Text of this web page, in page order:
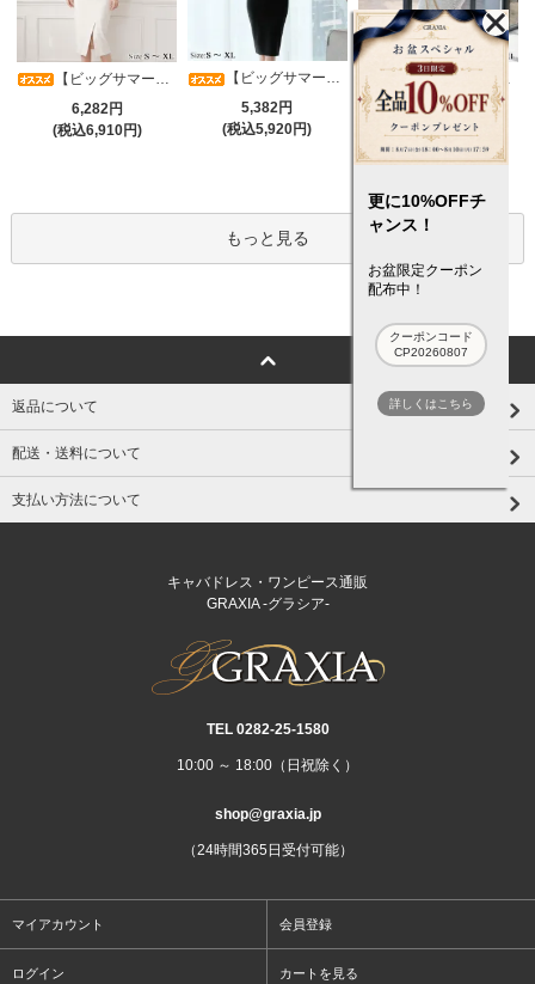
【ビッグサマーセール対象品】アシメカシュクール7分袖ワンピース(キャバドレス・CABARETDRESS)
6,282円
(税込6,910円)
【ビッグサマーセール対象品】光沢シアースリーブが軽やかなカシュクールVネックドレープミディドレス(キャバドレス・CABARETDRESS)
5,382円
(税込5,920円)
【ビッグサマーセール対象品】ラグジュアリーオーナメントレースパフスリーブワンピース(キャバドレス・CABARETDRESS)
5,382円
(税込5,920円)
もっと見る
返品について
配送・送料について
支払い方法について
キャバドレス・ワンピース通販
GRAXIA -グラシア-
TEL 0282‐25‐1580
10:00 ～ 18:00（日祝除く）
shop@graxia.jp
（24時間365日受付可能）
マイアカウント 会員登録
ログイン カートを見る
更に10%OFFチ
ャンス！
お盆限定クーポン
配布中！
クーポンコード
CP20260807
詳しくはこちら